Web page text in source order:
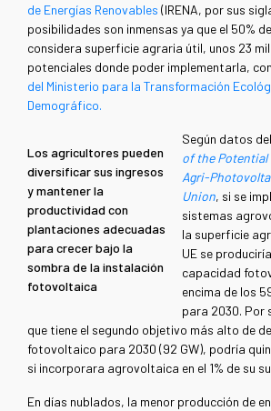
de Energías Renovables (IRENA, por sus
posibilidades son inmensas ya que el 50%
considera superficie agraria útil, unos 23
potenciales donde poder implementarla,
del Ministerio para la Transformación
Demográfico.
Los agricultores pueden
diversificar sus ingresos
y mantener la
productividad con
plantaciones adecuadas
para crecer bajo la
sombra de la instalación
fotovoltaica
Según datos
of the Potential
Agri-
Union, si se
sistemas
la superficie
UE se
capacidad
encima de los
para 2030. Por
que tiene el segundo objetivo más alto de
fotovoltaico para 2030 (92 GW), podría
si incorporara agrovoltaica en el 1% de su
En días nublados, la menor producción de